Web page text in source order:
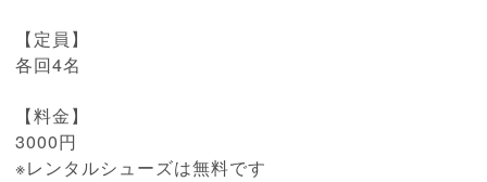
【定員】
各回4名
【料金】
3000円
※レンタルシューズは無料です